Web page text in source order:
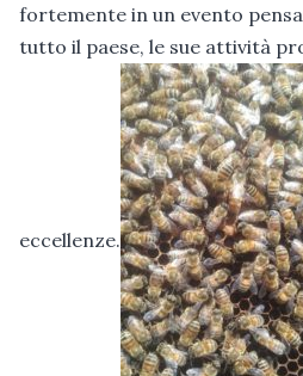
fortemente in un evento
tutto il paese, le sue attività
eccellenze.